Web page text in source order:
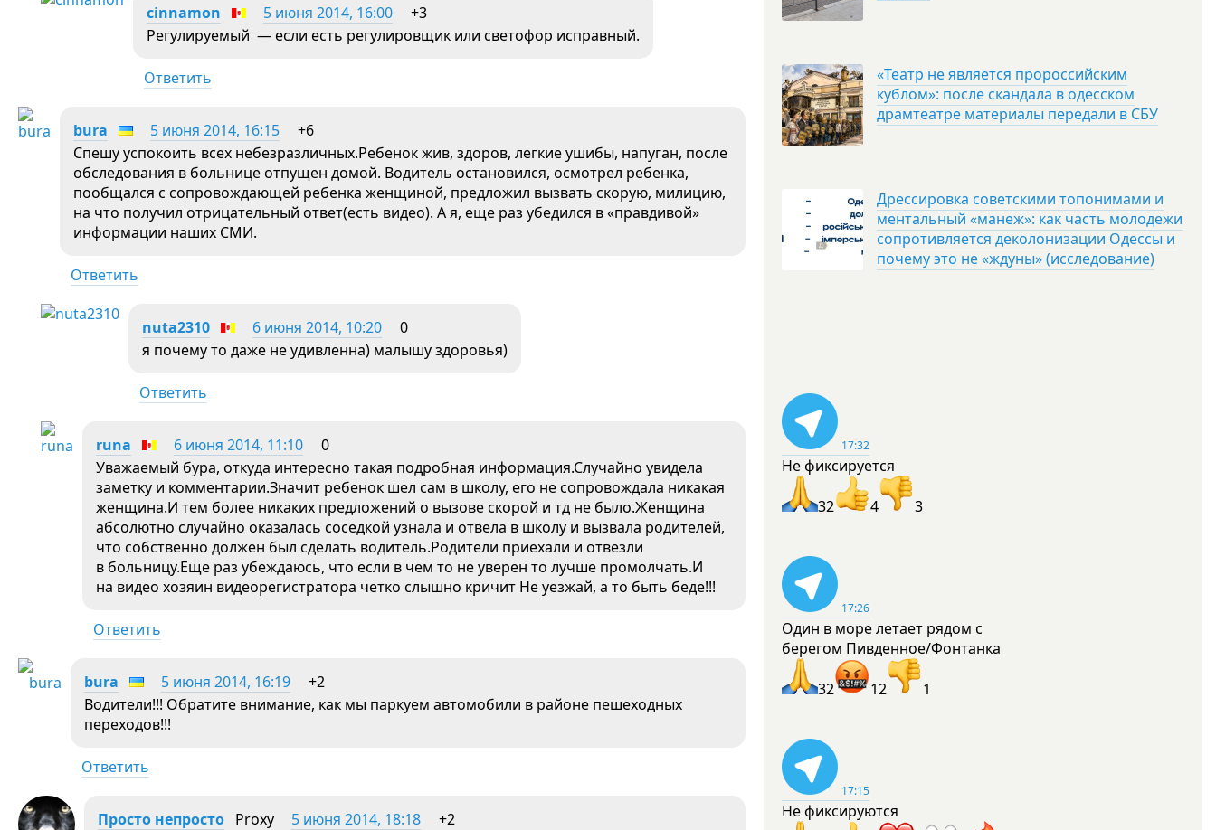
cinnamon 5 июня 2014, 16:00
+3
Регулируемый — если есть регулировщик или светофор исправный.
Ответить
bura 5 июня 2014, 16:15
+6
Спешу успокоить всех небезразличных.Ребенок жив, здоров, легкие ушибы, напуган, после
обследования в больнице отпущен домой. Водитель остановился, осмотрел ребенка,
пообщался с сопровождающей ребенка женщиной, предложил вызвать скорую, милицию,
на что получил отрицательный ответ(есть видео). А я, еще раз убедился в «правдивой»
информации наших СМИ.
Ответить
nuta2310 6 июня 2014, 10:20
0
я почему то даже не удивленна) малышу здоровья)
Ответить
runa 6 июня 2014, 11:10
0
Уважаемый бура, откуда интересно такая подробная информация.Случайно увидела
заметку и комментарии.Значит ребенок шел сам в школу, его не сопровождала никакая
женщина.И тем более никаких предложений о вызове скорой и тд не было.Женщина
абсолютно случайно оказалась соседкой узнала и отвела в школу и вызвала родителей,
что собственно должен был сделать водитель.Родители приехали и отвезли
в больницу.Еще раз убеждаюсь, что если в чем то не уверен то лучше промолчать.И
на видео хозяин видеорегистратора четко слышно кричит Не уезжай, а то быть беде!!!
Ответить
bura 5 июня 2014, 16:19
+2
Водители!!! Обратите внимание, как мы паркуем автомобили в районе пешеходных
переходов!!!
Ответить
Просто непросто Proxy 5 июня 2014, 18:18
+2
«Театр не является пророссийским
кублом»: после скандала в одесском
драмтеатре материалы передали в СБУ
Дрессировка советскими топонимами и
ментальный «манеж»: как часть молодежи
сопротивляется деколонизации Одессы и
почему это не «ждуны» (исследование)
17:32
Не фиксируется
32 4 3
17:26
Один в море летает рядом с
берегом Пивденное/Фонтанка
32 12 1
17:15
Не фиксируются